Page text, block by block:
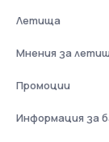
Летища
Мнения за
Промоции
Информация за